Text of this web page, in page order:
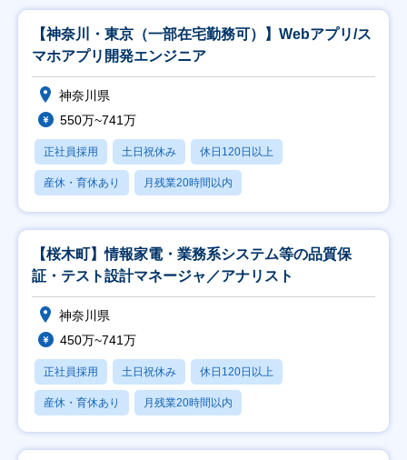
【神奈川・東京（一部在宅勤務可）】Webアプリ/ス
マホアプリ開発エンジニア
神奈川県
550万~741万
正社員採用 土日祝休み 休日120日以上
産休・育休あり 月残業20時間以内
【桜木町】情報家電・業務系システム等の品質保
証・テスト設計マネージャ／アナリスト
神奈川県
450万~741万
正社員採用 土日祝休み 休日120日以上
産休・育休あり 月残業20時間以内